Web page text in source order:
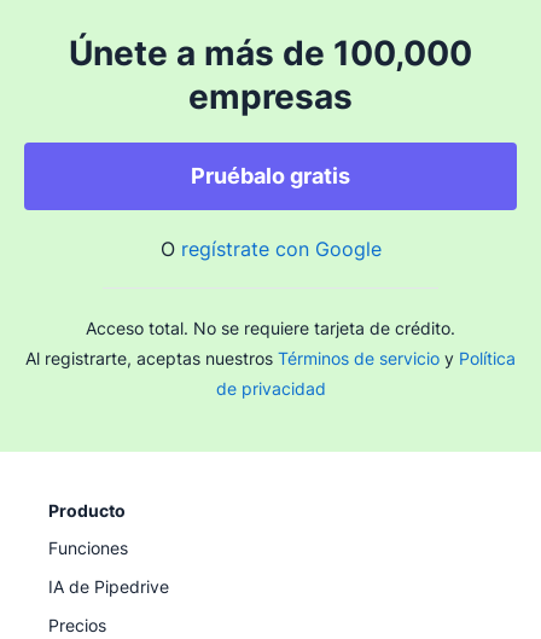
Únete a más de 100,000
empresas
Pruébalo gratis
O regístrate con Google
Acceso total. No se requiere tarjeta de crédito.
Al registrarte, aceptas nuestros Términos de servicio y Política
de privacidad
Producto
Funciones
IA de Pipedrive
Precios